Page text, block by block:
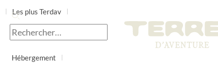
Les plus Terdav
Jour par jour
Hébergement